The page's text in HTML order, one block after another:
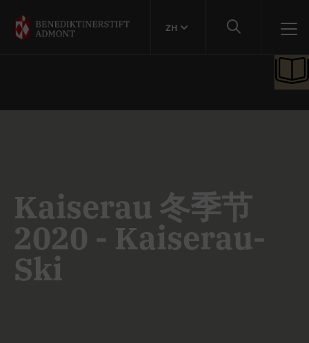
ZH
Kaiserau 冬季节
2020 - Kaiserau-
Ski